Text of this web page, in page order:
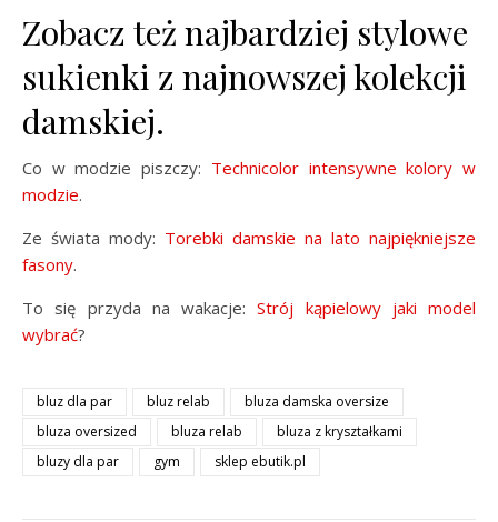
Zobacz też najbardziej stylowe
sukienki z najnowszej kolekcji
damskiej.
Co w modzie piszczy: Technicolor intensywne kolory w
modzie.
Ze świata mody: Torebki damskie na lato najpiękniejsze
fasony.
To się przyda na wakacje:Strój kąpielowy jaki model
wybrać?
bluz dla par bluz relab
bluza damska oversize
bluza oversized
bluza relab
bluza z kryształkami
bluzy dla par
gym sklep ebutik.pl